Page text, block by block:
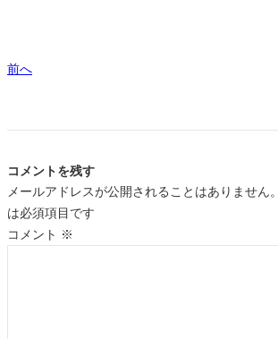
前へ
コメントを残す
メールアドレスが公開されることはありません。
は必須項目です
コメント ※